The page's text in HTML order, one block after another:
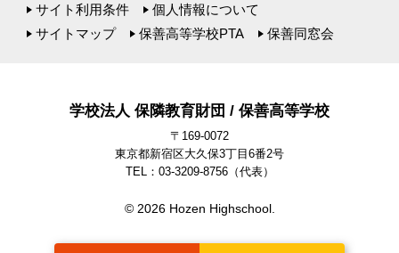
サイト利用条件
個人情報について
サイトマップ
保善高等学校PTA 保善同窓会
学校法人 保隣教育財団 / 保善高等学校
〒169-0072
東京都新宿区大久保3丁目6番2号
TEL：03-3209-8756（代表）
© 2026 Hozen Highschool.